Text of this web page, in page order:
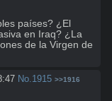
países? ¿El
en Iraq? ¿La
de la Virgen de
No.1915 >>1916